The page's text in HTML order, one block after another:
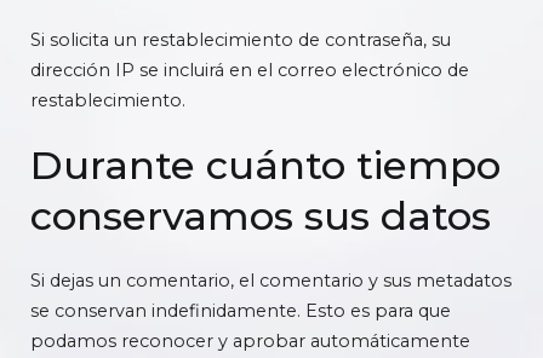
Si solicita un restablecimiento de contraseña, su
dirección IP se incluirá en el correo electrónico de
restablecimiento.
Durante cuánto tiempo
conservamos sus datos
Si dejas un comentario, el comentario y sus metadatos
se conservan indefinidamente. Esto es para que
podamos reconocer y aprobar automáticamente